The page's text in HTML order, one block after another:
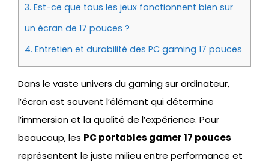
3. Est-ce que tous les jeux fonctionnent bien sur
un écran de 17 pouces ?
4. Entretien et durabilité des PC gaming 17 pouces
Dans le vaste univers du gaming sur ordinateur,
l’écran est souvent l’élément qui détermine
l’immersion et la qualité de l’expérience. Pour
beaucoup, les PC portables gamer 17 pouces
représentent le juste milieu entre performance et